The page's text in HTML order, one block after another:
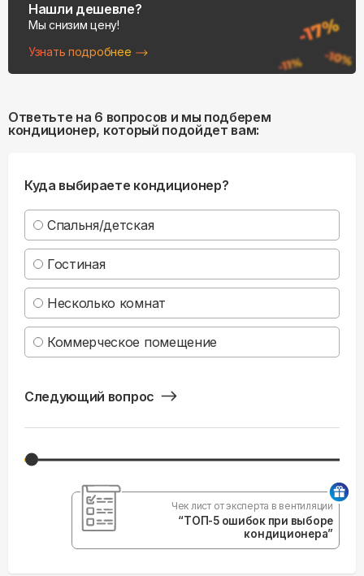
Нашли дешевле?
Мы снизим цену!
Узнать подробнее
Ответьте на 6 вопросов и мы подберем
кондиционер, который подойдет вам:
Куда выбираете кондиционер?
Спальня/детская
Гостиная
Несколько комнат
Коммерческое помещение
Следующий вопрос
Чек лист от эксперта в вентиляции
“ТОП-5 ошибок при выборе
кондиционера”